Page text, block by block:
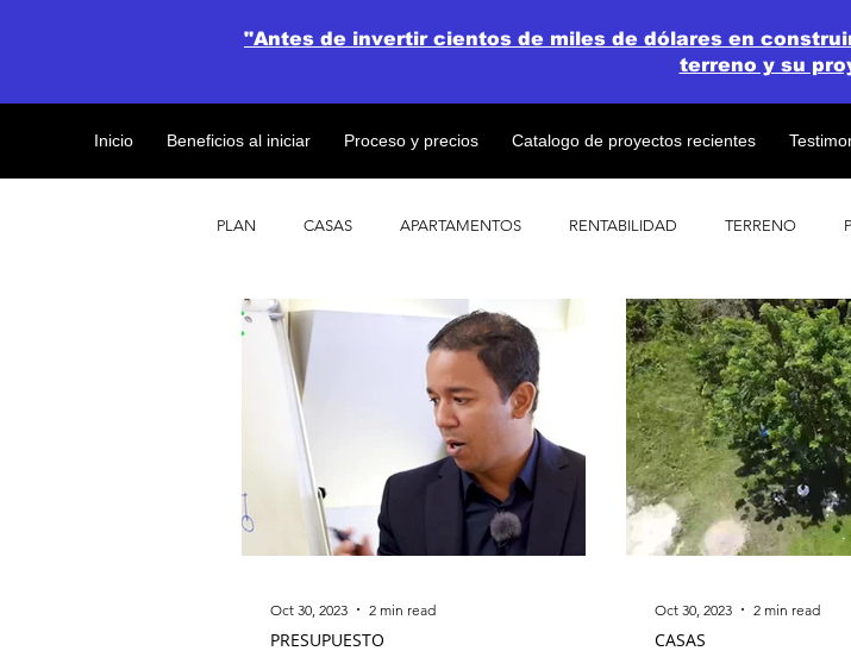
Inicio Beneficios al iniciar Proceso y precios Catalogo de proyectos recientes
"Antes de invertir cientos de miles de dólares en
terreno y su
PLAN CASAS APARTAMENTOS RENTABILIDAD TERRENO
CATALOGO DE CONCEPTO ABIERTO PROYECTOS OPEN CONCEPT
OBRAS DE CONSTRUCCION
PRESUPUESTO
Oct 30, 2023 2 min read
CASAS
Oct 30, 2023 2 min read